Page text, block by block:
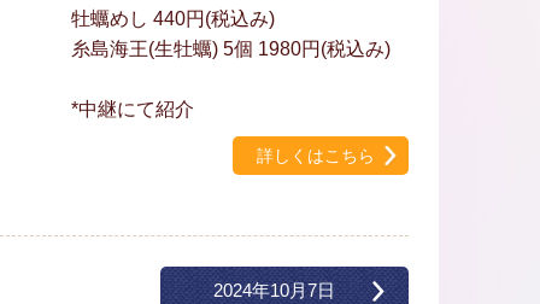
牡蠣めし 440円(税込み)
糸島海王(生牡蠣) 5個 1980円(税込み)
*中継にて紹介
詳しくはこちら
2024年10月7日